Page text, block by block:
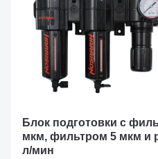
Блок подготовки с
мкм, фильтром 5 мкм и
л/мин